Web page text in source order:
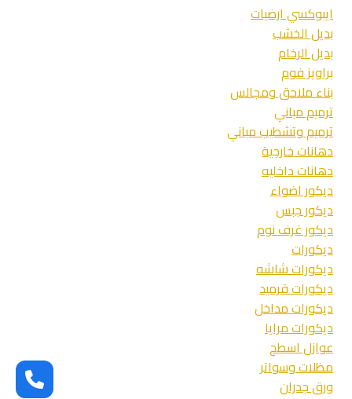
جدهايبوكسي ارضيات
بديل الخشب
بديل الرخام
براويز فوم
بناء ملاحق ومجالس
ترميم مباني
ترميم وتشطيب مباني
دهانات خارجية
دهانات داخليه
ديكور اضواء
ديكور جبس
ديكور غرف نوم
ديكورات
ديكورات شاشه
ديكورات قرميد
ديكورات مداخل
ديكورات مرايا
عوازل اسطح
مظلات وسواتر
ورق جدران